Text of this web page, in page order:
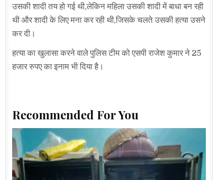
उसकी शादी तय हो गई थी,लेकिन महिला उसकी शादी में बाधा बन रही
थी और शादी के लिए मना कर रही थी,जिसके चलते उसकी हत्या उसने
कर दी।
हत्या का खुलासा करने वाले पुलिस टीम को एसपी राजेश कुमार ने 25
हजार रुपए का इनाम भी दिया है।
Recommended For You